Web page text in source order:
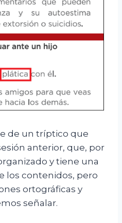
de un tríptico que
anterior, que, por
y tiene una
los contenidos, pero
ortográficas y
señalar.